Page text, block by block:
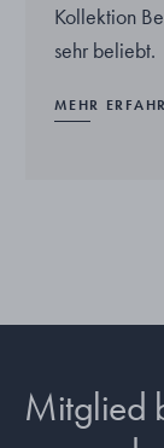
Kollektion
sehr beliebt.
MEHR
Mitglied